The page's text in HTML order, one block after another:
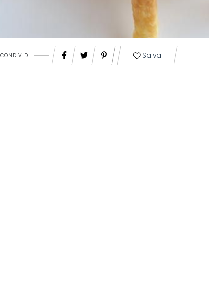
CONDIVIDI Salva